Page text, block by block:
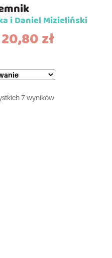
i Daniel Mizieliński
20,80zł
7 wyników